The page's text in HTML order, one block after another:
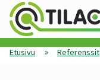
Etusivu » Referenssit